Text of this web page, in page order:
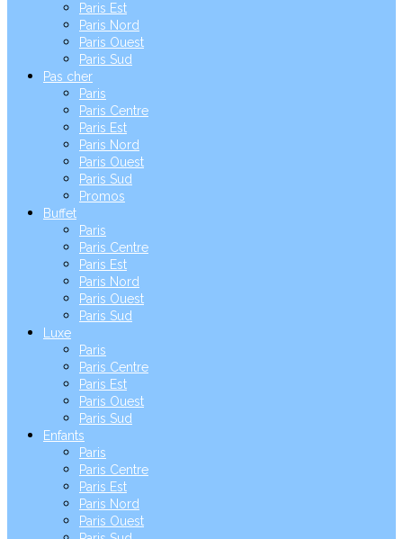
Paris Est
Paris Nord
Paris Ouest
Paris Sud
Pas cher
Paris
Paris Centre
Paris Est
Paris Nord
Paris Ouest
Paris Sud
Promos
Buffet
Paris
Paris Centre
Paris Est
Paris Nord
Paris Ouest
Paris Sud
Luxe
Paris
Paris Centre
Paris Est
Paris Ouest
Paris Sud
Enfants
Paris
Paris Centre
Paris Est
Paris Nord
Paris Ouest